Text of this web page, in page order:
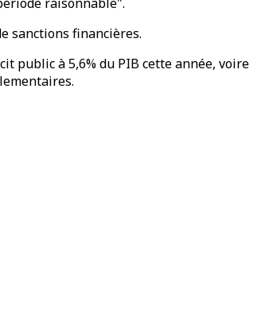
sanctions financières.
public à 5,6% du PIB cette année, voire